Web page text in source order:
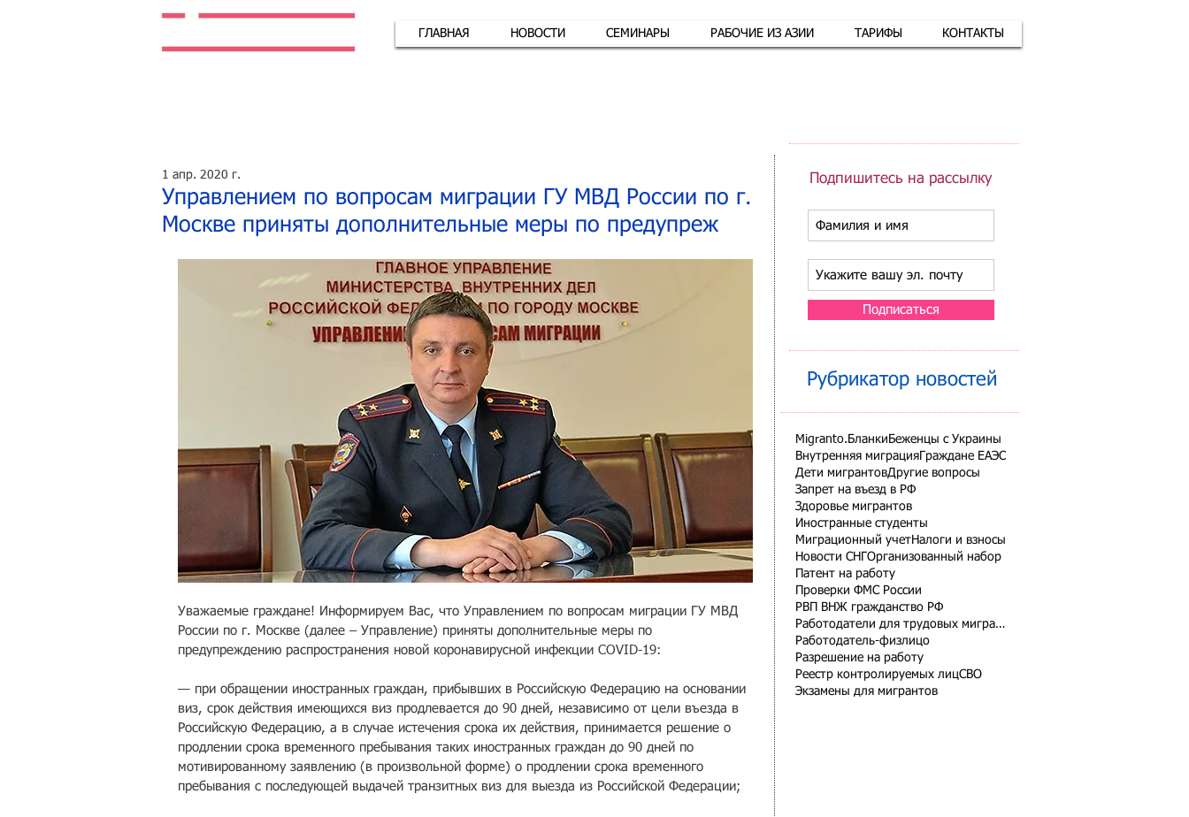
ГЛАВНАЯ НОВОСТИ СЕМИНАРЫ РАБОЧИЕ ИЗ АЗИИ ТАРИФЫ КОНТАКТЫ
Управлением по вопросам миграции ГУ МВД России по г.
Москве приняты дополнительные меры по предупреж
1 апр. 2020 г.
Уважаемые граждане! Информируем Вас, что Управлением по вопросам миграции ГУ МВД
России по г. Москве (далее – Управление) приняты дополнительные меры по
предупреждению распространения новой коронавирусной инфекции COVID-19:
— при обращении иностранных граждан, прибывших в Российскую Федерацию на основании
виз, срок действия имеющихся виз продлевается до 90 дней, независимо от цели въезда в
Российскую Федерацию, а в случае истечения срока их действия, принимается решение о
продлении срока временного пребывания таких иностранных граждан до 90 дней по
мотивированному заявлению (в произвольной форме) о продлении срока временного
пребывания с последующей выдачей транзитных виз для выезда из Российской Федерации;
Подпишитесь на рассылку
Подписаться
Рубрикатор новостей
Migranto.Бланки Беженцы с Украины
Внутренняя миграция Граждане ЕАЭС
Дети мигрантовДругие вопросы
Запрет на въезд в РФ
Здоровье мигрантов
Иностранные студенты
Миграционный учетНалоги и взносы
Новости СНГ Организованный набор
Патент на работу
Проверки ФМС России
РВП ВНЖ гражданство РФ
Работодатели для трудовых мигрантов
Работодатель-физлицо
Разрешение на работу
Реестр контролируемых лицСВО
Экзамены для мигрантов